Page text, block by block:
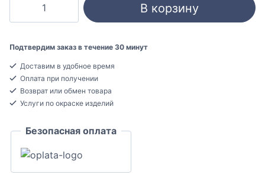
Decor
Плинтус
напольный
Гибкий
В корзину
Подтвердим заказ в течение 30 минут
Доставим в удобное время
Оплата при получении
Возврат или обмен товара
Услуги по окраске изделий
Безопасная оплата